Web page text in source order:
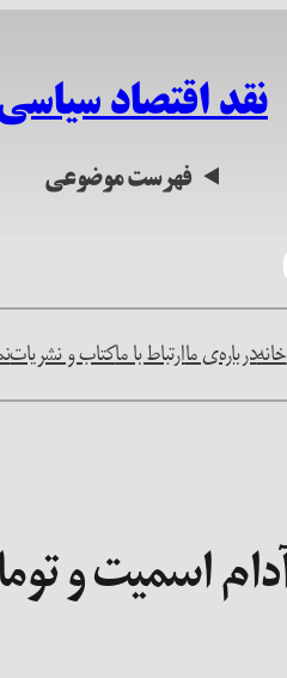
نقد اقتصاد
فهرست موضوعی
خانهدرباره‌ی ماارتباط با ماکتاب و نشریات
اسمیت و